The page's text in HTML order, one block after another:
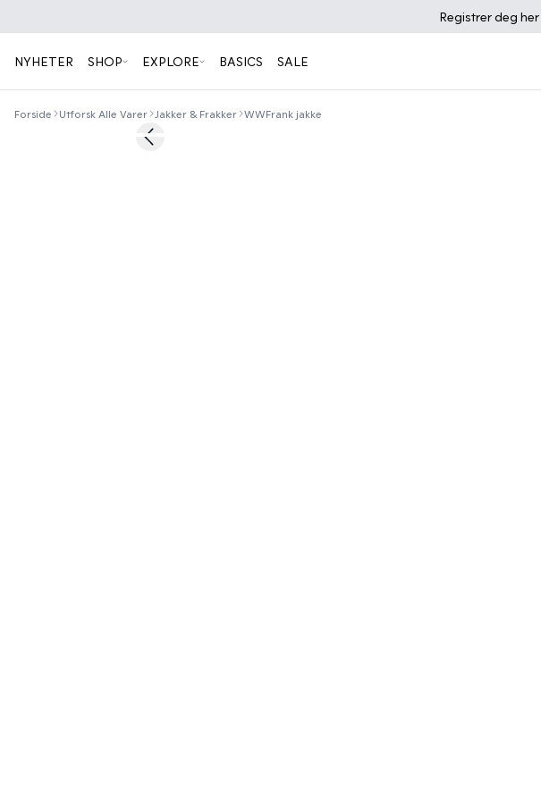
Registrer deg her
NYHETER SHOP EXPLORE BASICS SALE
Forside Utforsk Alle Varer Jakker & Frakker WWFrank jakke
50%Previous slide